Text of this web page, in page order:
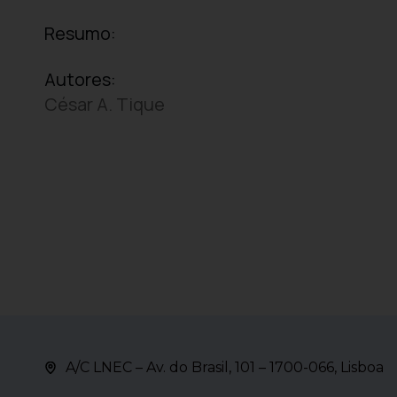
Resumo:
Autores:
César A. Tique
A/C LNEC – Av. do Brasil, 101 – 1700-066, Lisboa